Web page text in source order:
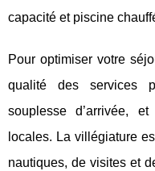
capacité et piscine
Pour optimiser votre
qualité des services
souplesse d’arrivée,
locales. La villégiature
nautiques, de visites et